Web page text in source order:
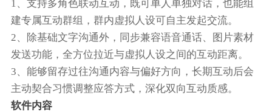
1、支持多角色联动互动，既可单人单独对话，也能组
建专属互动群组，群内虚拟人设可自主发起交流。
2、除基础文字沟通外，同步兼容语音通话、图片素材
发送功能，全方位拉近与虚拟人设之间的互动距离。
3、能够留存过往沟通内容与偏好方向，长期互动后会
主动契合习惯调整应答方式，深化双向互动质感。
软件内容